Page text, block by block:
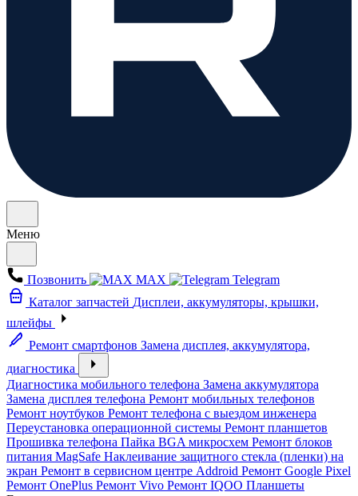
Меню
Позвонить MAX
Telegram
Каталог запчастей Дисплеи, аккумуляторы, крышки,
шлейфы
Ремонт смартфонов Замена дисплея, аккумулятора,
диагностика
Диагностика мобильного телефона Замена аккумулятора
Замена дисплея телефона Ремонт мобильных телефонов
Ремонт ноутбуков Ремонт телефона с выездом инженера
Переустановка операционной системы Ремонт планшетов
Прошивка телефона Пайка BGA микросхем Ремонт блоков
питания MagSafe Наклеивание защитного стекла (пленки) на
экран Ремонт в сервисном центре Addroid Ремонт Google Pixel
Ремонт OnePlus Ремонт Vivo Ремонт IQOO Планшеты